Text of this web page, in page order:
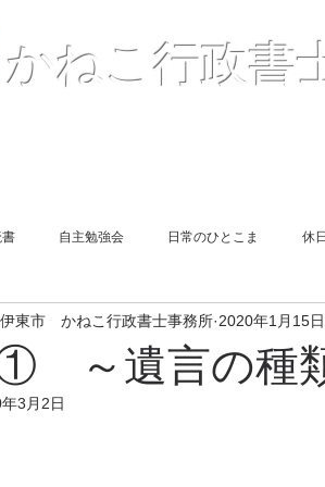
かねこ行政書
自主勉強会 日常のひとこま 休
事務所便り 遺言 図書紹介 同期勉
Weekend Report
～遺言の種
東市 かねこ行政書士事務所 2020年1月15日
3月2日